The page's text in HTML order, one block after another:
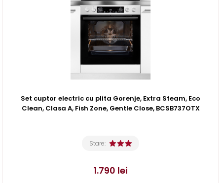
Set cuptor electric cu plita Gorenje, Extra Steam, Eco
Clean, Clasa A, Fish Zone, Gentle Close, BCSB737OTX
Stare:
1.790 lei